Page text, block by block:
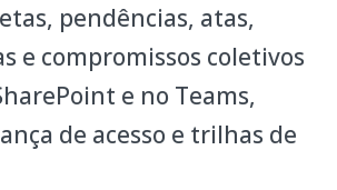
pendências, atas,
e compromissos coletivos
e no Teams,
de acesso e trilhas de